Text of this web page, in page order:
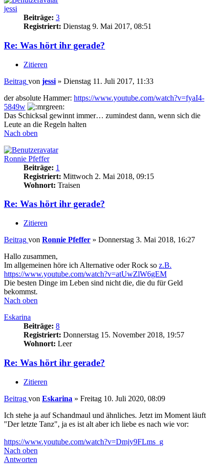
jessi
Beiträge: 3
Registriert: Dienstag 9. Mai 2017, 08:51
Re: Was hört ihr gerade?
Zitieren
Beitrag von jessi » Dienstag 11. Juli 2017, 11:33
der absolute Hammer: https://www.youtube.com/watch?v=fyaI4-
5849w
Das Schicksal gewinnt immer… zumindest dann, wenn sich die
Leute an die Regeln halten
Nach oben
Ronnie Pfeffer
Beiträge: 1
Registriert: Mittwoch 2. Mai 2018, 09:15
Wohnort: Traisen
Re: Was hört ihr gerade?
Zitieren
Beitrag von Ronnie Pfeffer » Donnerstag 3. Mai 2018, 16:27
Hallo zusammen,
Im allgemeinen höre ich Alternative oder Rock so z.B.
https://www.youtube.com/watch?v=atUwZlW6gEM
Die besten Dinge im Leben sind nicht die, die du für Geld
bekommst.
Nach oben
Eskarina
Beiträge: 8
Registriert: Donnerstag 15. November 2018, 19:57
Wohnort: Leer
Re: Was hört ihr gerade?
Zitieren
Beitrag von Eskarina » Freitag 10. Juli 2020, 08:09
Ich stehe ja auf Schandmaul und ähnliches. Jetzt im Moment läuft
"Der letzte Tanz", ja es ist alt aber ich liebe es nach wie vor:
https://www.youtube.com/watch?v=Dmjy9FLms_g
Nach oben
Antworten